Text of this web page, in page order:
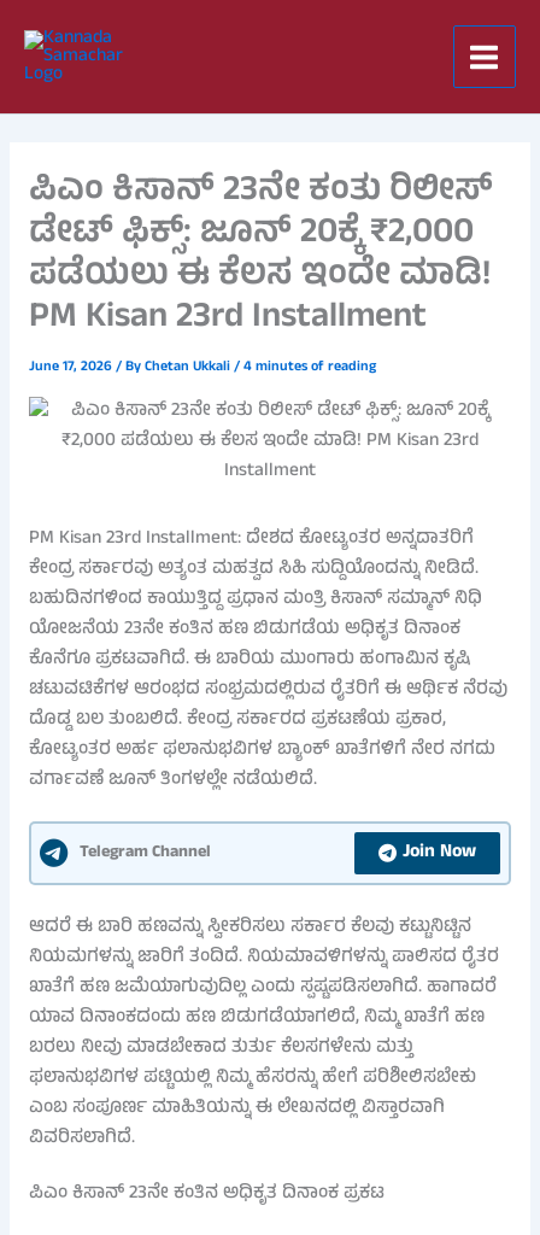
content
ಪಿಎಂ ಕಿಸಾನ್ 23ನೇ ಕಂತು ರಿಲೀಸ್
ಡೇಟ್ ಫಿಕ್ಸ್: ಜೂನ್ 20ಕ್ಕೆ ₹2,000
ಪಡೆಯಲು ಈ ಕೆಲಸ ಇಂದೇ ಮಾಡಿ!
PM Kisan 23rd Installment
June 17, 2026/ ByChetan Ukkali/4 minutes of reading
PM Kisan 23rd Installment: ದೇಶದ ಕೋಟ್ಯಂತರ ಅನ್ನದಾತರಿಗೆ
ಕೇಂದ್ರ ಸರ್ಕಾರವು ಅತ್ಯಂತ ಮಹತ್ವದ ಸಿಹಿ ಸುದ್ದಿಯೊಂದನ್ನು ನೀಡಿದೆ.
ಬಹುದಿನಗಳಿಂದ ಕಾಯುತ್ತಿದ್ದ ಪ್ರಧಾನ ಮಂತ್ರಿ ಕಿಸಾನ್ ಸಮ್ಮಾನ್ ನಿಧಿ
ಯೋಜನೆಯ 23ನೇ ಕಂತಿನ ಹಣ ಬಿಡುಗಡೆಯ ಅಧಿಕೃತ ದಿನಾಂಕ
ಕೊನೆಗೂ ಪ್ರಕಟವಾಗಿದೆ. ಈ ಬಾರಿಯ ಮುಂಗಾರು ಹಂಗಾಮಿನ ಕೃಷಿ
ಚಟುವಟಿಕೆಗಳ ಆರಂಭದ ಸಂಭ್ರಮದಲ್ಲಿರುವ ರೈತರಿಗೆ ಈ ಆರ್ಥಿಕ ನೆರವು
ದೊಡ್ಡ ಬಲ ತುಂಬಲಿದೆ. ಕೇಂದ್ರ ಸರ್ಕಾರದ ಪ್ರಕಟಣೆಯ ಪ್ರಕಾರ,
ಕೋಟ್ಯಂತರ ಅರ್ಹ ಫಲಾನುಭವಿಗಳ ಬ್ಯಾಂಕ್ ಖಾತೆಗಳಿಗೆ ನೇರ ನಗದು
ವರ್ಗಾವಣೆ ಜೂನ್ ತಿಂಗಳಲ್ಲೇ ನಡೆಯಲಿದೆ.
Telegram Channel Join Now
ಆದರೆ ಈ ಬಾರಿ ಹಣವನ್ನು ಸ್ವೀಕರಿಸಲು ಸರ್ಕಾರ ಕೆಲವು ಕಟ್ಟುನಿಟ್ಟಿನ
ನಿಯಮಗಳನ್ನು ಜಾರಿಗೆ ತಂದಿದೆ. ನಿಯಮಾವಳಿಗಳನ್ನು ಪಾಲಿಸದ ರೈತರ
ಖಾತೆಗೆ ಹಣ ಜಮೆಯಾಗುವುದಿಲ್ಲ ಎಂದು ಸ್ಪಷ್ಟಪಡಿಸಲಾಗಿದೆ. ಹಾಗಾದರೆ
ಯಾವ ದಿನಾಂಕದಂದು ಹಣ ಬಿಡುಗಡೆಯಾಗಲಿದೆ, ನಿಮ್ಮ ಖಾತೆಗೆ ಹಣ
ಬರಲು ನೀವು ಮಾಡಬೇಕಾದ ತುರ್ತು ಕೆಲಸಗಳೇನು ಮತ್ತು
ಫಲಾನುಭವಿಗಳ ಪಟ್ಟಿಯಲ್ಲಿ ನಿಮ್ಮ ಹೆಸರನ್ನು ಹೇಗೆ ಪರಿಶೀಲಿಸಬೇಕು
ಎಂಬ ಸಂಪೂರ್ಣ ಮಾಹಿತಿಯನ್ನು ಈ ಲೇಖನದಲ್ಲಿ ವಿಸ್ತಾರವಾಗಿ
ವಿವರಿಸಲಾಗಿದೆ.
ಪಿಎಂ ಕಿಸಾನ್ 23ನೇ ಕಂತಿನ ಅಧಿಕೃತ ದಿನಾಂಕ ಪ್ರಕಟ